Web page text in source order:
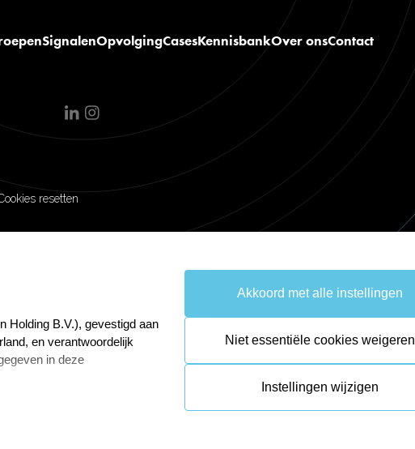
SignalenOpvolgingCasesKennisbankOver onsContact
resetten
Holding B.V.), gevestigd aan
en verantwoordelijk
in deze
van Blue Dragon Online
Akkoord met alle instellingen
Niet essentiële cookies weigeren
Instellingen wijzigen